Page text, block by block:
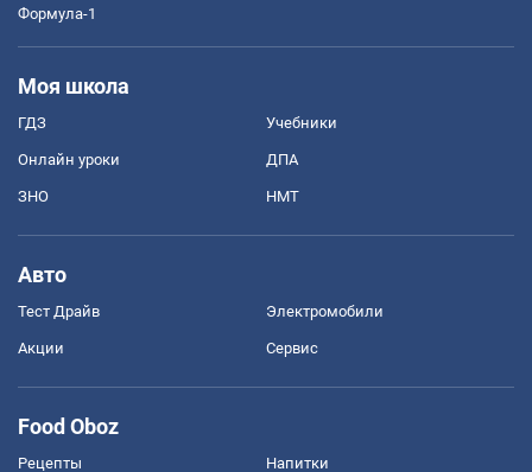
Формула-1
Моя школа
ГДЗ Учебники
Онлайн уроки ДПА
ЗНО НМТ
Авто
Тест Драйв Электромобили
Акции Сервис
Food Oboz
Рецепты Напитки